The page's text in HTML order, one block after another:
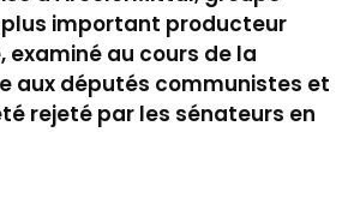
important producteur
examiné au cours de la
aux députés communistes et
rejeté par les sénateurs en